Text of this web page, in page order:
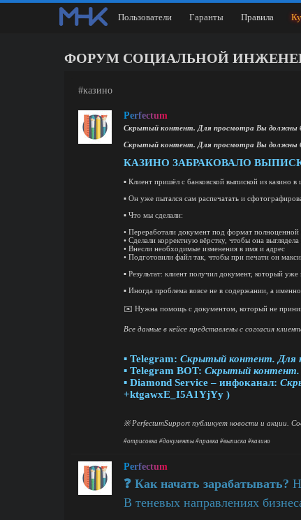
ФОРУМ СОЦИАЛЬНОЙ ИНЖЕНЕРИИ
#казино
Perfectum
Скрытый контент. Для просмотра Вы должны
Скрытый контент. Для просмотра Вы должны
КАЗИНО ЗАБРАКОВАЛО
▪ Клиент пришёл с банковской выпиской из
▪ Он уже пытался сам распечатать и
▪ Что мы сделали:
• Переработали документ под формат
• Сделали корректную вёрстку, чтобы она
• Внесли необходимые изменения в имя и адрес
• Подготовили файл так, чтобы при печати он
▪ Результат: клиент получил документ, который
▪ Иногда проблема вовсе не в содержании, а
✉️ Нужна помощь с документом, который не
Все данные в кейсе представлены с согласия
▪ Telegram: Скрытый контент. Для
▪ Telegram BOT: Скрытый контент.
▪ Diamond Service – инфоканал:
+ktgawxE_I5A1YjYy )
※ PerfectumSupport публикует новости и акции.
#отрисовка #документы #правка #выписка #казино
Perfectum
❓ Как начать зарабатывать?
В теневых направлениях
Пользователи Гаранты Правила